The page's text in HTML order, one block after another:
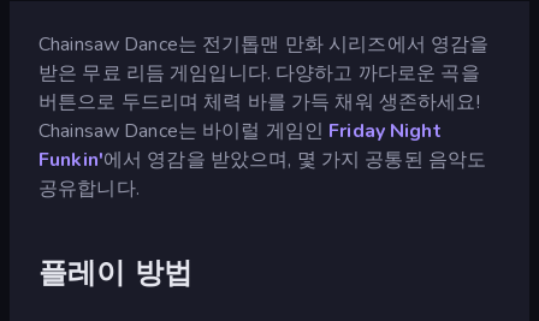
Chainsaw Dance는 전기톱맨 만화 시리즈에서 영감을
받은 무료 리듬 게임입니다. 다양하고 까다로운 곡을
버튼으로 두드리며 체력 바를 가득 채워 생존하세요!
Chainsaw Dance는 바이럴 게임인 Friday Night
Funkin'에서 영감을 받았으며, 몇 가지 공통된 음악도
공유합니다.
플레이 방법